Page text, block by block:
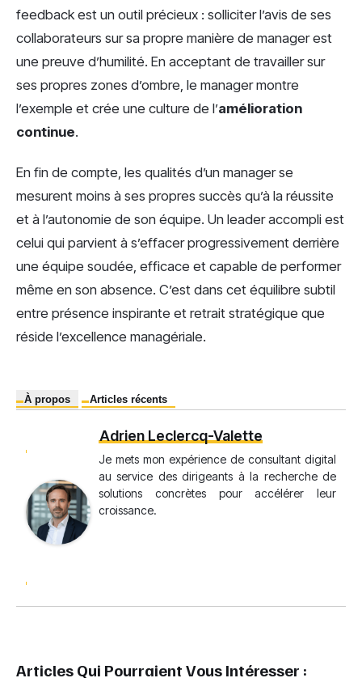
feedback est un outil précieux : solliciter l’avis de ses
collaborateurs sur sa propre manière de manager est
une preuve d’humilité. En acceptant de travailler sur
ses propres zones d’ombre, le manager montre
l’exemple et crée une culture de l’amélioration
continue.
En fin de compte, les qualités d’un manager se
mesurent moins à ses propres succès qu’à la réussite
et à l’autonomie de son équipe. Un leader accompli est
celui qui parvient à s’effacer progressivement derrière
une équipe soudée, efficace et capable de performer
même en son absence. C’est dans cet équilibre subtil
entre présence inspirante et retrait stratégique que
réside l’excellence managériale.
À propos Articles récents
Adrien Leclercq-Valette
Je mets mon expérience de consultant digital
au service des dirigeants à la recherche de
solutions concrètes pour accélérer leur
croissance.
Articles Qui Pourraient Vous Intéresser :